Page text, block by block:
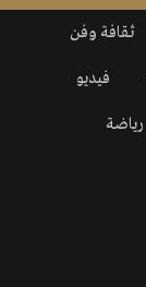
ثقافة وفن
فيديو
رياضة